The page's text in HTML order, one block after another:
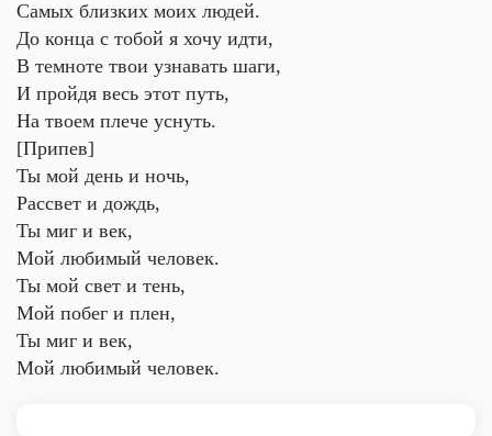
Самых близких моих людей.
До конца с тобой я хочу идти,
В темноте твои узнавать шаги,
И пройдя весь этот путь,
На твоем плече уснуть.
[Припев]
Ты мой день и ночь,
Рассвет и дождь,
Ты миг и век,
Мой любимый человек.
Ты мой свет и тень,
Мой побег и плен,
Ты миг и век,
Мой любимый человек.